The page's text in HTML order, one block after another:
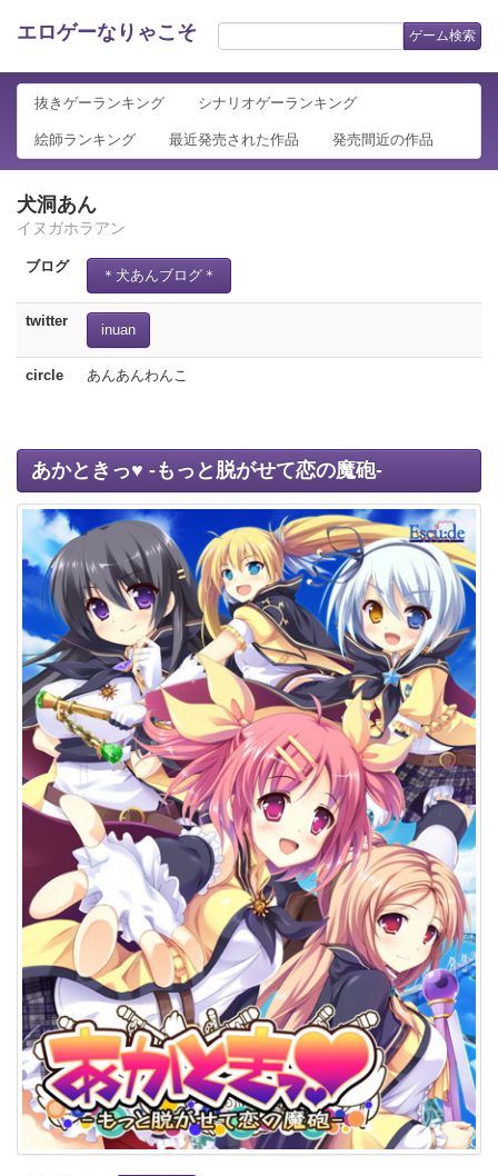
エロゲーなりゃこそ ゲーム検索
抜きゲーランキング シナリオゲーランキング
絵師ランキング 最近発売された作品 発売間近の作品
犬洞あん
イヌガホラアン
ブログ
＊犬あんブログ＊
twitter
inuan
circle あんあんわんこ
あかときっ♥ -もっと脱がせて恋の魔砲-